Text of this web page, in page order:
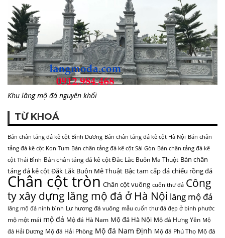
Khu lăng mộ đá nguyên khối
TỪ KHOÁ
Bán chân tảng đá kê cột Bình Dương Bán chân tảng đá kê cột Hà Nội Bán chân
tảng đá kê cột Kon Tum Bán chân tảng đá kê cột Sài Gòn Bán chân tảng đá kê
cột Thái Bình Bán chân tảng đá kê cột Đắc Lắc Buôn Ma Thuột Bán chân
tảng đá kê cột Đắk Lắk Buôn Mê Thuật Bậc tam cấp đá chiếu rồng đá
Chân cột tròn Chân cột vuông cuốn thư đá Công
ty xây dựng lăng mộ đá ở Hà Nội lăng mộ đá
lăng mộ đá ninh bình Lư hương đá vuông mẫu cuốn thư đá đẹp ở bình phước
mộ một mái mộ đá Mộ đá Hà Nam Mộ đá Hà Nội Mộ đá Hưng Yên Mộ
đá Hải Dương Mộ đá Hải Phòng Mộ đá Nam Định Mộ đá Phú Thọ Mộ đá